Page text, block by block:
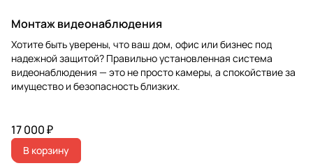
Монтаж видеонаблюдения
Хотите быть уверены, что ваш дом, офис или бизнес под
надежной защитой? Правильно установленная система
видеонаблюдения — это не просто камеры, а спокойствие за
имущество и безопасность близких.
17 000 ₽
В корзину